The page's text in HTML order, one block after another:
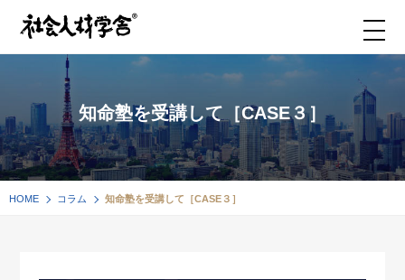
知命塾を受講して［CASE３］
HOME コラム 知命塾を受講して［CASE３］